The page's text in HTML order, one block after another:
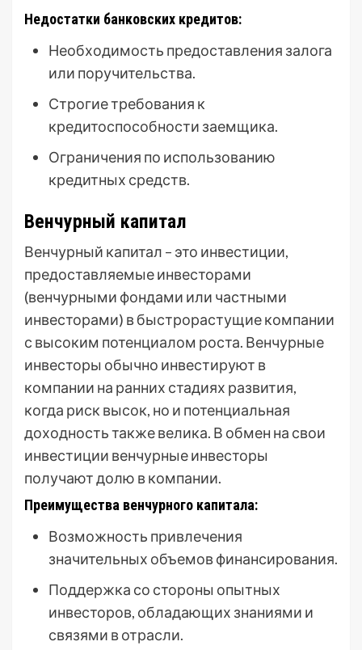
Недостатки банковских кредитов:
Необходимость предоставления залога
или поручительства.
Строгие требования к
кредитоспособности заемщика.
Ограничения по использованию
кредитных средств.
Венчурный капитал
Венчурный капитал – это инвестиции,
предоставляемые инвесторами
(венчурными фондами или частными
инвесторами) в быстрорастущие компании
с высоким потенциалом роста. Венчурные
инвесторы обычно инвестируют в
компании на ранних стадиях развития,
когда риск высок, но и потенциальная
доходность также велика. В обмен на свои
инвестиции венчурные инвесторы
получают долю в компании.
Преимущества венчурного капитала:
Возможность привлечения
значительных объемов финансирования.
Поддержка со стороны опытных
инвесторов, обладающих знаниями и
связями в отрасли.